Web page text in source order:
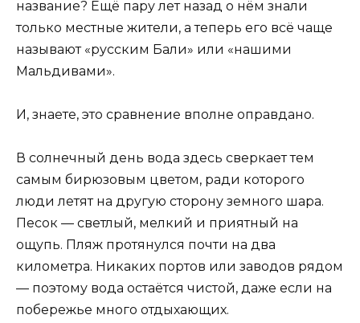
название? Ещё пару лет назад о нём знали
только местные жители, а теперь его всё чаще
называют «русским Бали» или «нашими
Мальдивами».
И, знаете, это сравнение вполне оправдано.
В солнечный день вода здесь сверкает тем
самым бирюзовым цветом, ради которого
люди летят на другую сторону земного шара.
Песок — светлый, мелкий и приятный на
ощупь. Пляж протянулся почти на два
километра. Никаких портов или заводов рядом
— поэтому вода остаётся чистой, даже если на
побережье много отдыхающих.